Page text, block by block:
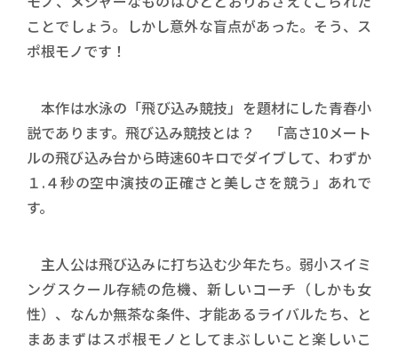
ことでしょう。しかし意外な盲点があった。そう、ス
ポ根モノです！
本作は水泳の「飛び込み競技」を題材にした青春小
説であります。飛び込み競技とは？ 「高さ10メート
ルの飛び込み台から時速60キロでダイブして、わずか
１.４秒の空中演技の正確さと美しさを競う」あれで
す。
主人公は飛び込みに打ち込む少年たち。弱小スイミ
ングスクール存続の危機、新しいコーチ（しかも女
性）、なんか無茶な条件、才能あるライバルたち、と
まあまずはスポ根モノとしてまぶしいこと楽しいこ